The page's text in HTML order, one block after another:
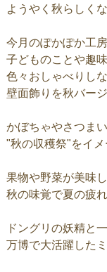
ようやく秋らしく
今月のぽかぽか工
子どものことや趣
色々おしゃべりし
壁面飾りを秋バー
かぼちゃやさつま
"秋の収穫祭"をイ
果物や野菜が美味
秋の味覚で夏の疲
ドングリの妖精と
万博で大活躍した